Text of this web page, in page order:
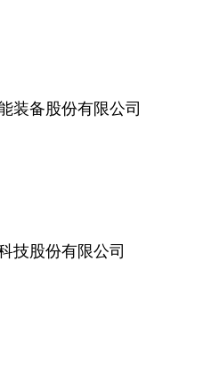
装备股份有限公司
技股份有限公司